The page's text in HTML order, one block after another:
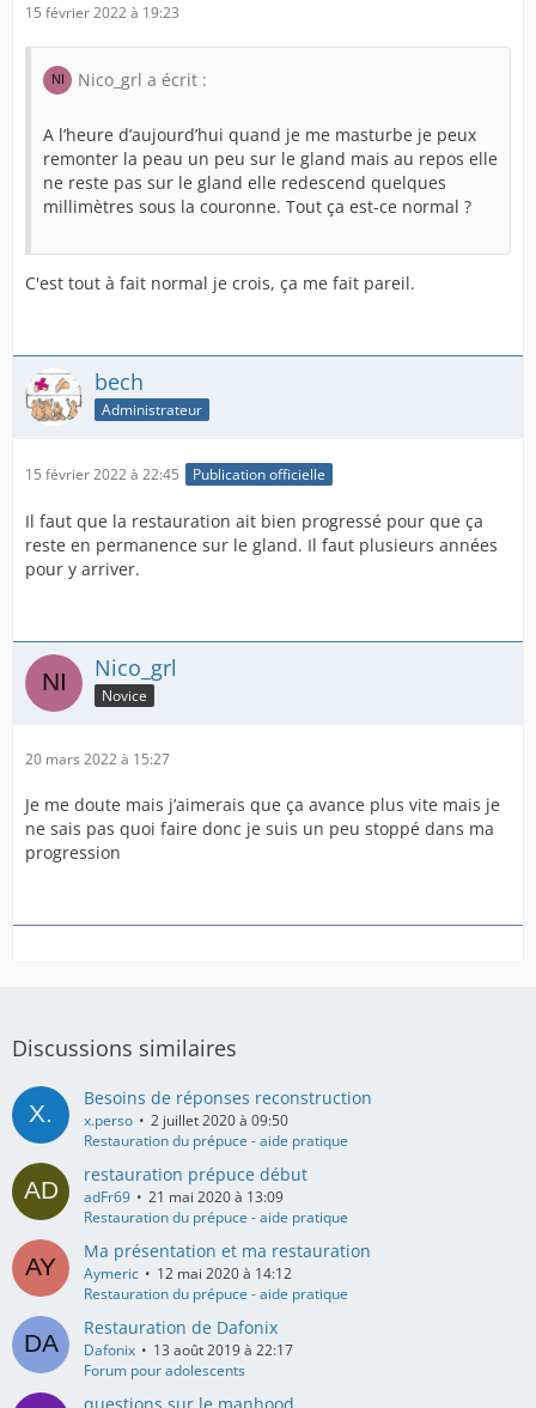
15 février 2022 à 19:23
Nico_grl a écrit :
A l’heure d’aujourd’hui quand je me masturbe je peux
remonter la peau un peu sur le gland mais au repos elle
ne reste pas sur le gland elle redescend quelques
millimètres sous la couronne. Tout ça est-ce normal ?
C'est tout à fait normal je crois, ça me fait pareil.
bech
Administrateur
15 février 2022 à 22:45 Publication officielle
Il faut que la restauration ait bien progressé pour que ça
reste en permanence sur le gland. Il faut plusieurs années
pour y arriver.
Nico_grl
Novice
20 mars 2022 à 15:27
Je me doute mais j’aimerais que ça avance plus vite mais je
ne sais pas quoi faire donc je suis un peu stoppé dans ma
progression
Discussions similaires
Besoins de réponses reconstruction
x.perso
2 juillet 2020 à 09:50
Restauration du prépuce - aide pratique
restauration prépuce début
adFr69
21 mai 2020 à 13:09
Restauration du prépuce - aide pratique
Ma présentation et ma restauration
Aymeric
12 mai 2020 à 14:12
Restauration du prépuce - aide pratique
Restauration de Dafonix
Dafonix
13 août 2019 à 22:17
Forum pour adolescents